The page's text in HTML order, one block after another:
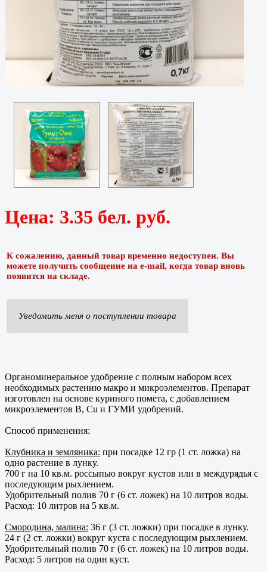
Цена: 3.35 бел. руб.
К сожалению, данный товар временно недоступен. Вы
можете получить сообщение на e-mail, когда товар вновь
появится на складе.
Уведомить меня о поступлении товара
Органоминеральное удобрение с полным набором всех
необходимых растению макро и микроэлементов. Препарат
изготовлен на основе куриного помета, с добавлением
микроэлементов B, Cu и ГУМИ удобрений.
Способ применения:
Клубника и земляника: при посадке 12 гр (1 ст. ложка) на
одно растение в лунку.
700 г на 10 кв.м. россыпью вокруг кустов или в междурядья с
последующим рыхлением.
Удобрительный полив 70 г (6 ст. ложек) на 10 литров воды.
Расход: 10 литров на 5 кв.м.
Смородина, малина: 36 г (3 ст. ложки) при посадке в лунку.
24 г (2 ст. ложки) вокруг куста с последующим рыхлением.
Удобрительный полив 70 г (6 ст. ложек) на 10 литров воды.
Расход: 5 литров на один куст.